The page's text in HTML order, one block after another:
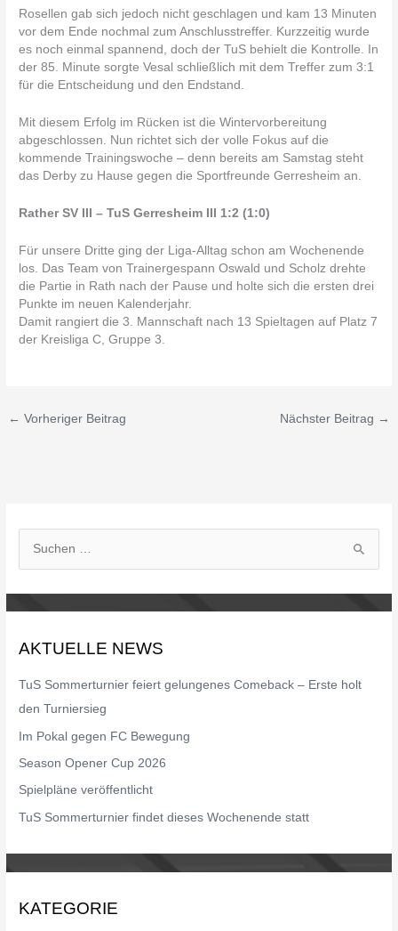
Rosellen gab sich jedoch nicht geschlagen und kam 13 Minuten
vor dem Ende nochmal zum Anschlusstreffer. Kurzzeitig wurde
es noch einmal spannend, doch der TuS behielt die Kontrolle. In
der 85. Minute sorgte Vesal schließlich mit dem Treffer zum 3:1
für die Entscheidung und den Endstand.
Mit diesem Erfolg im Rücken ist die Wintervorbereitung
abgeschlossen. Nun richtet sich der volle Fokus auf die
kommende Trainingswoche – denn bereits am Samstag steht
das Derby zu Hause gegen die Sportfreunde Gerresheim an.
Rather SV III – TuS Gerresheim III 1:2 (1:0)
Für unsere Dritte ging der Liga-Alltag schon am Wochenende
los. Das Team von Trainergespann Oswald und Scholz drehte
die Partie in Rath nach der Pause und holte sich die ersten drei
Punkte im neuen Kalenderjahr.
Damit rangiert die 3. Mannschaft nach 13 Spieltagen auf Platz 7
der Kreisliga C, Gruppe 3.
← Vorheriger Beitrag Nächster Beitrag →
e
c
h
:
AKTUELLE NEWS
TuS Sommerturnier feiert gelungenes Comeback – Erste holt
den Turniersieg
Im Pokal gegen FC Bewegung
Season Opener Cup 2026
Spielpläne veröffentlicht
TuS Sommerturnier findet dieses Wochenende statt
KATEGORIE